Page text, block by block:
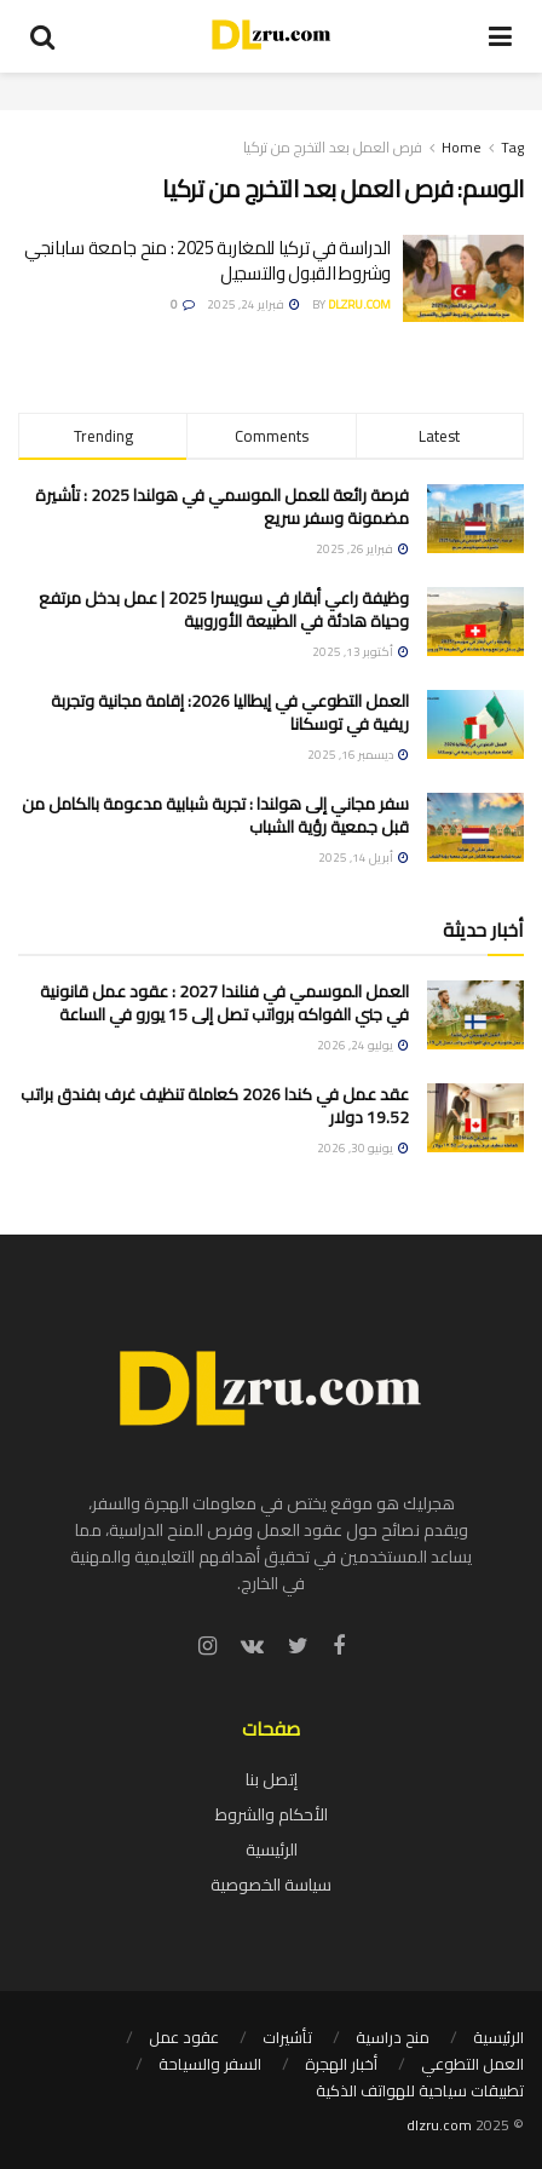
Home Tag فرص العمل بعد التخرج من تركيا
الوسم:فرص العمل بعد التخرج من تركيا
الدراسة في تركيا للمغاربة 2025 : منح جامعة سابانجي
وشروط القبول والتسجيل
BYDLZRU.COM فبراير 24, 2025
Trending Comments Latest
فرصة رائعة للعمل الموسمي في هولندا 2025 : تأشيرة
مضمونة وسفر سريع
فبراير 26, 2025
وظيفة راعي أبقار في سويسرا 2025 | عمل بدخل مرتفع
وحياة هادئة في الطبيعة الأوروبية
أكتوبر 13, 2025
العمل التطوعي في إيطاليا 2026: إقامة مجانية وتجربة
ريفية في توسكانا
ديسمبر 16, 2025
سفر مجاني إلى هولندا : تجربة شبابية مدعومة بالكامل من
قبل جمعية رؤية الشباب
أبريل 14, 2025
أخبار حديثة
العمل الموسمي في فنلندا 2027 : عقود عمل قانونية
في جني الفواكه برواتب تصل إلى 15 يورو في الساعة
يوليو 24, 2026
عقد عمل في كندا 2026 كعاملة تنظيف غرف بفندق براتب
19.52 دولار
يونيو 30, 2026
هجرليك هو موقع يختص في معلومات الهجرة والسفر،
ويقدم نصائح حول عقود العمل وفرص المنح الدراسية، مما
يساعد المستخدمين في تحقيق أهدافهم التعليمية والمهنية
في الخارج.
صفحات
إتصل بنا
الأحكام والشروط
الرئيسية
سياسة الخصوصية
الرئيسية منح دراسية تأشيرات
عقود عمل
العمل التطوعي
أخبار الهجرة
السفر والسياحة
تطبيقات سياحية للهواتف الذكية
© 2025
dlzru.com